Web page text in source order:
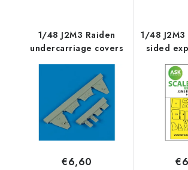
1/48 J2M3 Raiden
undercarriage covers
€6,60
1/48 J2M3
sided
self-
cutted